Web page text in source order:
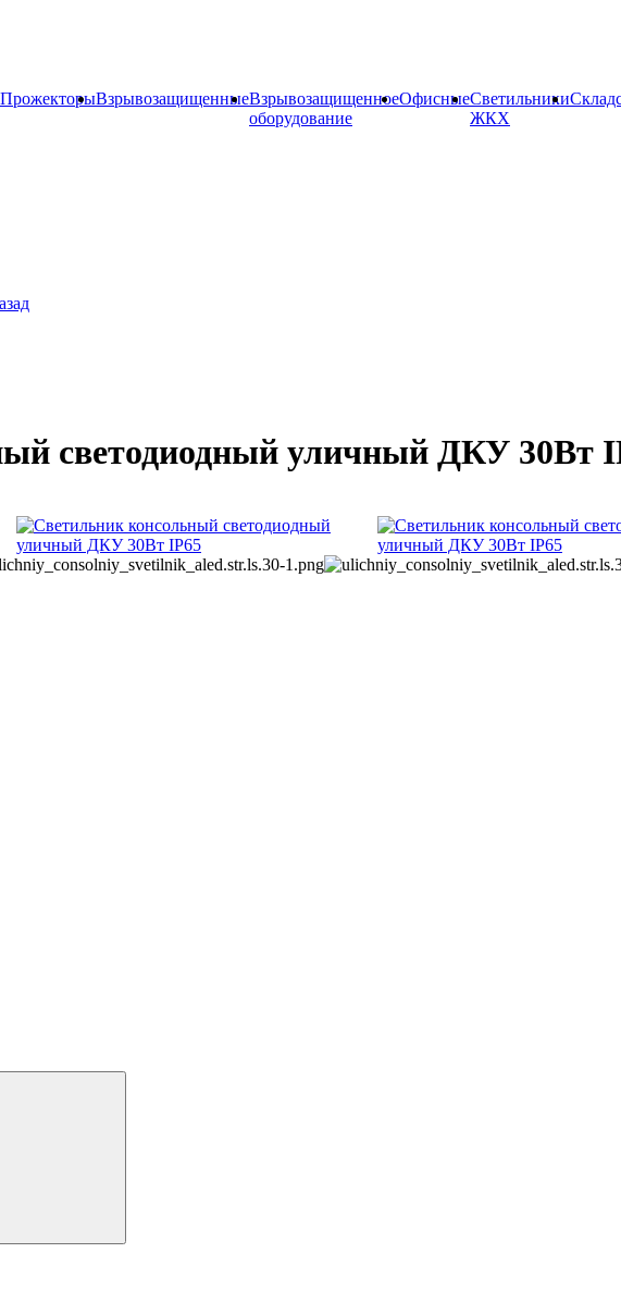
ПрожекторыВзрывозащищенныеВзрывозащищенное
оборудование
ОфисныеCветильники
ЖКХ
светодиодный уличный ДКУ 30Вт